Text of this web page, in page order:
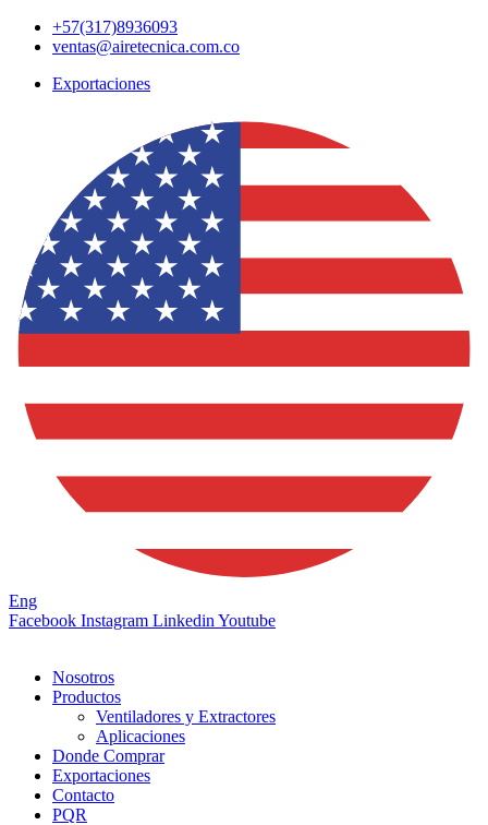
+57(317)8936093
ventas@airetecnica.com.co
Exportaciones
Eng
Facebook Instagram Linkedin Youtube
Nosotros
Productos
Ventiladores y Extractores
Aplicaciones
Donde Comprar
Exportaciones
Contacto
PQR